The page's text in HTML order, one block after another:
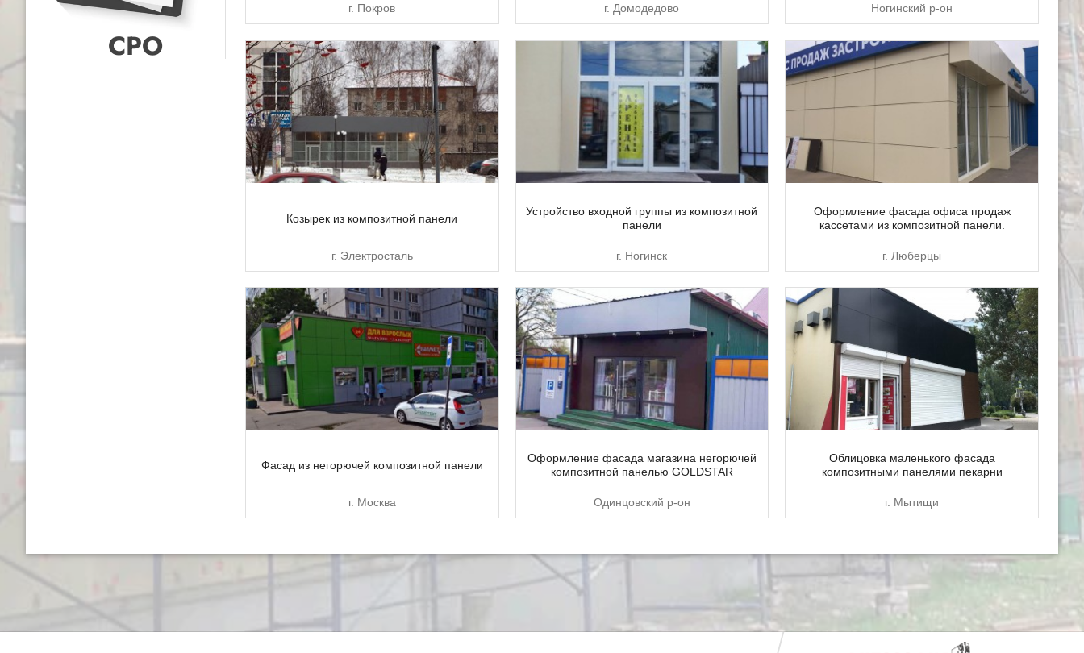
СРО
г. Покров г. Домодедово Ногинский р-он
Козырек из композитной панели
г. Электросталь
Устройство входной группы из композитной
панели
г. Ногинск
Оформление фасада офиса продаж
кассетами из композитной панели.
г. Люберцы
Фасад из негорючей композитной панели
г. Москва
Оформление фасада магазина негорючей
композитной панелью GOLDSTAR
Одинцовский р-он
Облицовка маленького фасада
композитными панелями пекарни
г. Мытищи